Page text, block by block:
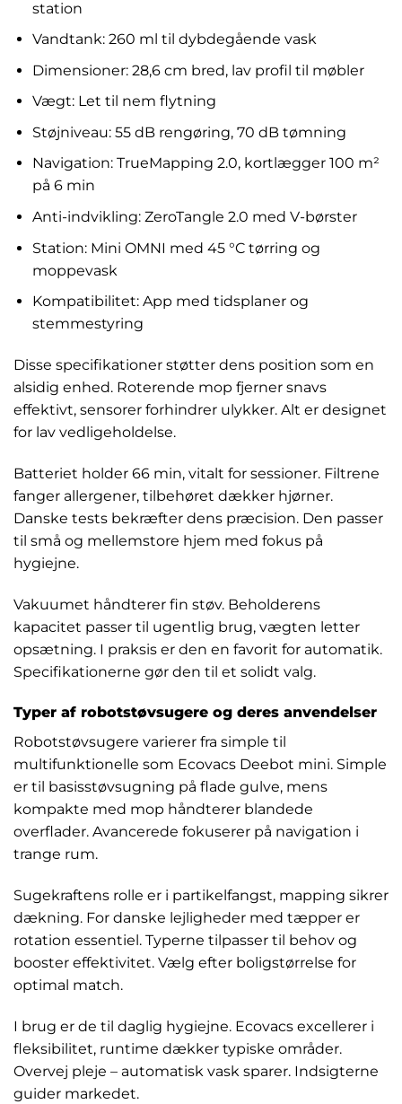
station
Vandtank: 260 ml til dybdegående vask
Dimensioner: 28,6 cm bred, lav profil til møbler
Vægt: Let til nem flytning
Støjniveau: 55 dB rengøring, 70 dB tømning
Navigation: TrueMapping 2.0, kortlægger 100 m²
på 6 min
Anti-indvikling: ZeroTangle 2.0 med V-børster
Station: Mini OMNI med 45 °C tørring og
moppevask
Kompatibilitet: App med tidsplaner og
stemmestyring
Disse specifikationer støtter dens position som en
alsidig enhed. Roterende mop fjerner snavs
effektivt, sensorer forhindrer ulykker. Alt er designet
for lav vedligeholdelse.
Batteriet holder 66 min, vitalt for sessioner. Filtrene
fanger allergener, tilbehøret dækker hjørner.
Danske tests bekræfter dens præcision. Den passer
til små og mellemstore hjem med fokus på
hygiejne.
Vakuumet håndterer fin støv. Beholderens
kapacitet passer til ugentlig brug, vægten letter
opsætning. I praksis er den en favorit for automatik.
Specifikationerne gør den til et solidt valg.
Typer af robotstøvsugere og deres anvendelser
Robotstøvsugere varierer fra simple til
multifunktionelle som Ecovacs Deebot mini. Simple
er til basisstøvsugning på flade gulve, mens
kompakte med mop håndterer blandede
overflader. Avancerede fokuserer på navigation i
trange rum.
Sugekraftens rolle er i partikelfangst, mapping sikrer
dækning. For danske lejligheder med tæpper er
rotation essentiel. Typerne tilpasser til behov og
booster effektivitet. Vælg efter boligstørrelse for
optimal match.
I brug er de til daglig hygiejne. Ecovacs excellerer i
fleksibilitet, runtime dækker typiske områder.
Overvej pleje – automatisk vask sparer. Indsigterne
guider markedet.